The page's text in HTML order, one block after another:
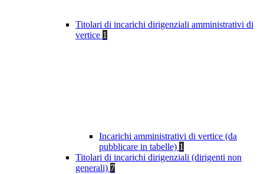
Titolari di incarichi dirigenziali amministrativi di
vertice 1
Incarichi amministrativi di vertice (da
pubblicare in tabelle) 1
Titolari di incarichi dirigenziali (dirigenti non
generali) 7